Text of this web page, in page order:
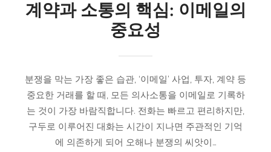
계약과 소통의 핵심: 이메일의
중요성
분쟁을 막는 가장 좋은 습관, ‘이메일’ 사업, 투자, 계약 등
중요한 거래를 할 때, 모든 의사소통을 이메일로 기록하
는 것이 가장 바람직합니다. 전화는 빠르고 편리하지만,
구두로 이루어진 대화는 시간이 지나면 주관적인 기억
에 의존하게 되어 오해나 분쟁의 씨앗이…